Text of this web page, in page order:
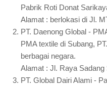
Pabrik Roti Donat
Alamat : berlokasi di Jl.
PT. Daenong Global -
PMA textile di Subang,
berbagai negara.
Alamat : Jl. Raya
PT. Global Dairi Alami -